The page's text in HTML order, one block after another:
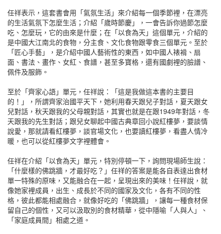
任祥表示，這套書會用「氣氛生活」來介紹每一個季節裡，在漂亮
的生活氣氛下怎麼生活；介紹「歲時節慶」，一會告訴你過節怎麼
吃、怎麼玩，它的由來是什麼；在「以食為天」這個單元，介紹的
是中國大江南北的食物，分主食、文化食物跟零食三個單元。至於
「匠心手藝」，是介紹中國人藝術性的東西，如中國人裱褙、扇
面、書法、畫作、女紅、食譜，甚至多寶格，還有國劇裡的臉譜、
佩件及服飾。
至於「齊家心語」單元，任祥說：「這是我做這本書的主要目
的！」，所謂齊家治國平天下，她利用春天跟兒子對話，夏天跟女
兒對話，秋天跟我的父母親對話，其實也就是在跟1949年對話，冬
天跟我的先生對話；跟兒女聊起中國古典章回小說紅樓夢，要談情
說愛，那就請看紅樓夢，談官場文化，也要讀紅樓夢，看盡人情冷
暖，也可以從紅樓夢文字裡體會。
任祥在介紹「以食為天」單元，特別停頓一下，詢問現場師生說：
「什麼樣的佛跳牆，才最好吃？」任祥的答案是能各自表達出食材
單一特殊的原味，又能融合在一起，呈現出來的美味！任祥說，就
像她家裡成員，出生、成長於不同的國家及文化，各有不同的性
格，彼此都能相處融合，就像好吃的「佛跳牆」，讓每一種食材保
留自己的個性，又可以汲取別的食材精華，從中隱喻「人與人」、
「家庭成員間」相處之道。